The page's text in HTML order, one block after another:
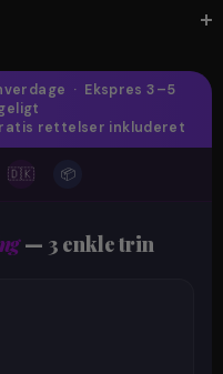
· Ekspres 3–5
rettelser inkluderet
🇩🇰 📦
— 3 enkle trin